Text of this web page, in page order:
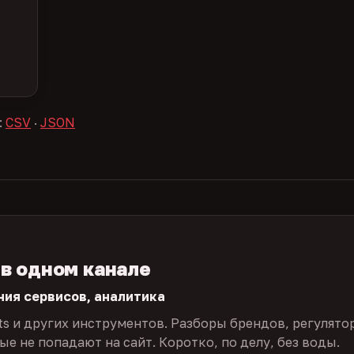
CSV · JSON
одном канале
сервисов, аналитика
и других инструментов. Разборы брендов,
не попадают на сайт. Коротко, по делу, без воды.